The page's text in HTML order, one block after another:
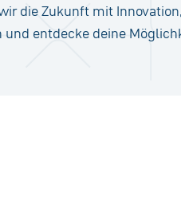
die Zukunft mit
entdecke deine